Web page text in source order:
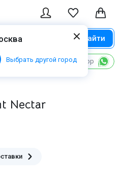
Выбрать другой город
Найти
Написать в WhatsApp
Nectar